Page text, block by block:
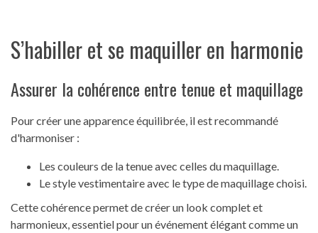
S’habiller et se maquiller en harmonie
Assurer la cohérence entre tenue et maquillage
Pour créer une apparence équilibrée, il est recommandé
d'harmoniser :
Les couleurs de la tenue avec celles du maquillage.
Le style vestimentaire avec le type de maquillage choisi.
Cette cohérence permet de créer un look complet et
harmonieux, essentiel pour un événement élégant comme un